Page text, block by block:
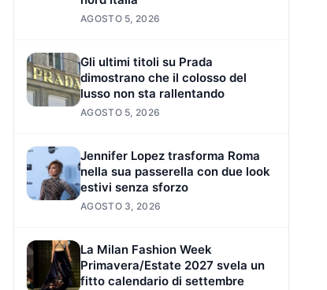
AGOSTO 5, 2026
Gli ultimi titoli su Prada
dimostrano che il colosso del
lusso non sta rallentando
AGOSTO 5, 2026
Jennifer Lopez trasforma Roma
nella sua passerella con due look
estivi senza sforzo
AGOSTO 3, 2026
La Milan Fashion Week
Primavera/Estate 2027 svela un
fitto calendario di settembre